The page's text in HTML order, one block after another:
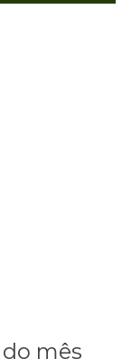
mês